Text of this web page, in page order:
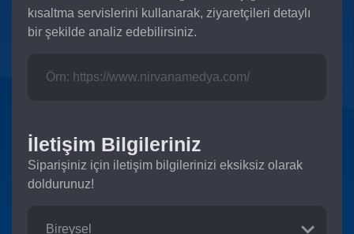
kısaltma servislerini kullanarak, ziyaretçileri detaylı
bir şekilde analiz edebilirsiniz.
İletişim Bilgileriniz
Siparişiniz için iletişim bilgilerinizi eksiksiz olarak
doldurunuz!